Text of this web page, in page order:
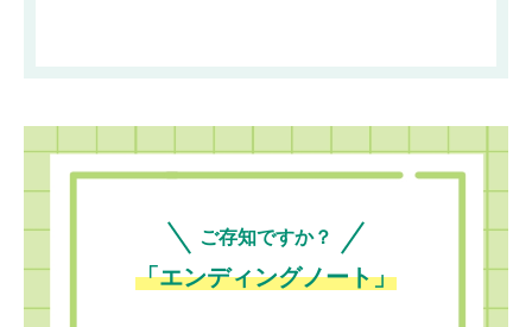
ご存知ですか？
「エンディングノート」